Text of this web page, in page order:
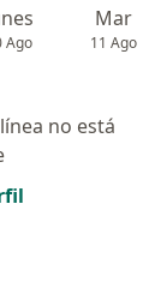
Ago
Mar
11 Ago
no está